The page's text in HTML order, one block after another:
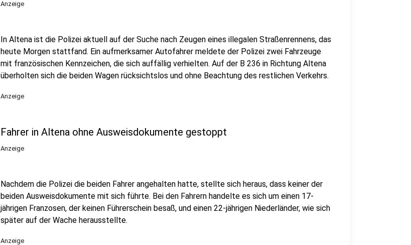
Anzeige
In Altena ist die Polizei aktuell auf der Suche nach Zeugen eines illegalen Straßenrennens, das
heute Morgen stattfand. Ein aufmerksamer Autofahrer meldete der Polizei zwei Fahrzeuge
mit französischen Kennzeichen, die sich auffällig verhielten. Auf der B 236 in Richtung Altena
überholten sich die beiden Wagen rücksichtslos und ohne Beachtung des restlichen Verkehrs.
Anzeige
Fahrer in Altena ohne Ausweisdokumente gestoppt
Anzeige
Nachdem die Polizei die beiden Fahrer angehalten hatte, stellte sich heraus, dass keiner der
beiden Ausweisdokumente mit sich führte. Bei den Fahrern handelte es sich um einen 17-
jährigen Franzosen, der keinen Führerschein besaß, und einen 22-jährigen Niederländer, wie sich
später auf der Wache herausstellte.
Anzeige